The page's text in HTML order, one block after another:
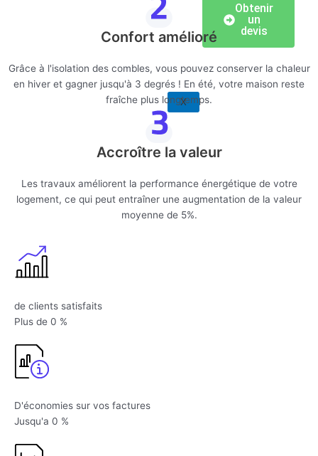
Obtenir
un
devis
X
Confort amélioré
Grâce à l'isolation des combles, vous pouvez conserver la chaleur
en hiver et gagner jusqu'à 3 degrés ! En été, votre maison reste
fraîche plus longtemps.
Accroître la valeur
Les travaux améliorent la performance énergétique de votre
logement, ce qui peut entraîner une augmentation de la valeur
moyenne de 5%.
de clients satisfaits
Plus de 0 %
D'économies sur vos factures
Jusqu'a 0 %